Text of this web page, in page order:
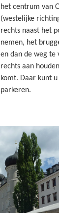
het centrum van
(westelijke
rechts naast het
nemen, het
en dan de weg te
rechts aan
komt. Daar kunt
parkeren.